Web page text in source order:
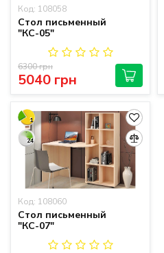
Код: 108058
Стол письменный
"КС-05"
5040 грн
6300 грн
1
24
Код: 108060
Стол письменный
"КС-07"